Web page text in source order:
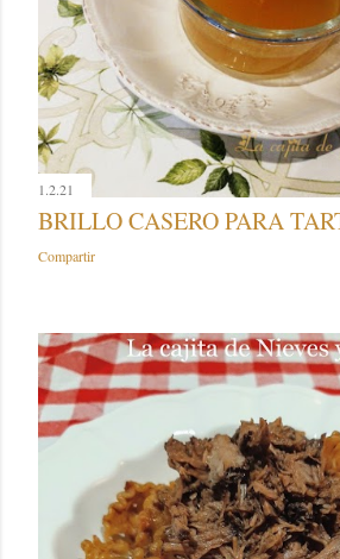
1.2.21
BRILLO CASERO PARA
Compartir